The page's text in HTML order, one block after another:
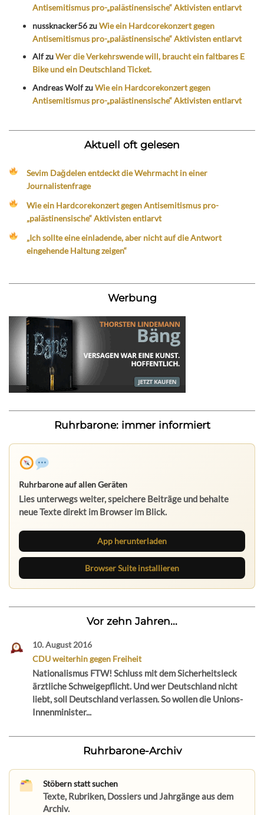
Antisemitismus pro-„palästinensische“ Aktivisten entlarvt
nussknacker56zuWie ein Hardcorekonzert gegen
Antisemitismus pro-„palästinensische“ Aktivisten entlarvt
AlfzuWer die Verkehrswende will, braucht ein faltbares E
Bike und ein Deutschland Ticket.
Andreas WolfzuWie ein Hardcorekonzert gegen
Antisemitismus pro-„palästinensische“ Aktivisten entlarvt
Aktuell oft gelesen
Sevim Dağdelen entdeckt die Wehrmacht in einer
Journalistenfrage
Wie ein Hardcorekonzert gegen Antisemitismus pro-
„palästinensische“ Aktivisten entlarvt
„Ich sollte eine einladende, aber nicht auf die Antwort
eingehende Haltung zeigen“
Werbung
Ruhrbarone: immer informiert
Ruhrbarone auf allen Geräten
Lies unterwegs weiter, speichere Beiträge und behalte
neue Texte direkt im Browser im Blick.
App herunterladen
Browser Suite installieren
Vor zehn Jahren...
10. August 2016
CDU weiterhin gegen Freiheit
Nationalismus FTW! Schluss mit dem Sicherheitsleck
ärztliche Schweigepflicht. Und wer Deutschland nicht
liebt, soll Deutschland verlassen. So wollen die Unions-
Innenminister...
Ruhrbarone-Archiv
Stöbern statt suchen
Texte, Rubriken, Dossiers und Jahrgänge aus dem
Archiv.